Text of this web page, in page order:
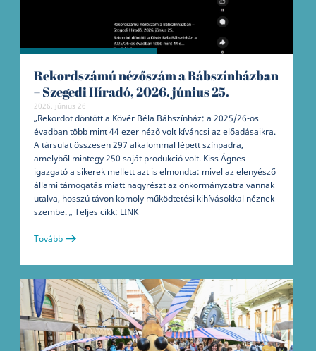
Rekordszámú nézőszám a Bábszínházban
– Szegedi Híradó, 2026. június 25.
2026. június 26
„Rekordot döntött a Kövér Béla Bábszínház: a 2025/26-os
évadban több mint 44 ezer néző volt kíváncsi az előadásaikra.
A társulat összesen 297 alkalommal lépett színpadra,
amelyből mintegy 250 saját produkció volt. Kiss Ágnes
igazgató a sikerek mellett azt is elmondta: mivel az elenyésző
állami támogatás miatt nagyrészt az önkormányzatra vannak
utalva, hosszú távon komoly működtetési kihívásokkal néznek
szembe. „ Teljes cikk: LINK
Tovább